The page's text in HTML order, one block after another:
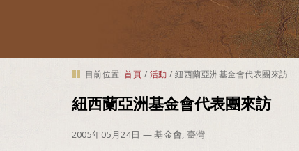
目前位置: 首頁 / 活動 /紐西蘭亞洲基金會代表團來訪
紐西蘭亞洲基金會代表團來訪
2005年05月24日 — 基金會, 臺灣